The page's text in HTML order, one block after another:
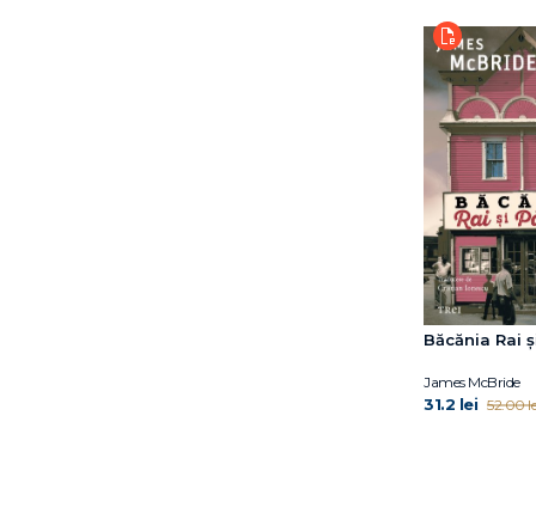
Băcănia Rai
James McBride
31.2 lei 52.00